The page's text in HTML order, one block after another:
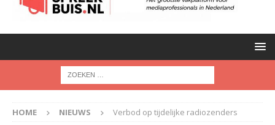
HOME NIEUWS Verbod op tijdelijke radiozenders